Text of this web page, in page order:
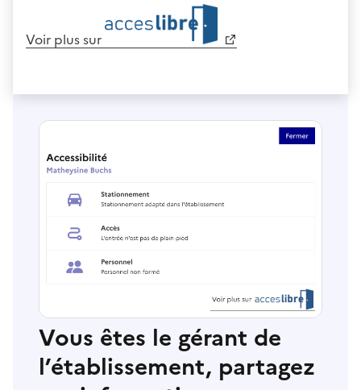
Voir plus sur
Vous êtes le gérant de
l’établissement, partagez